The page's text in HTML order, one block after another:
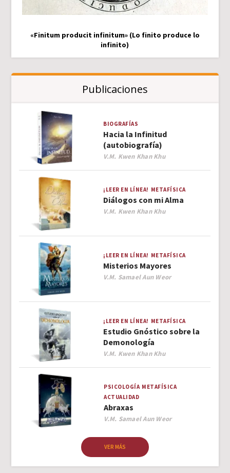
«Finitum producit infinitum» (Lo finito produce lo
infinito)
Publicaciones
BIOGRAFÍAS
Hacia la Infinitud
(autobiografía)
Author
V.M. Kwen Khan Khu
¡LEER EN LÍNEA! METAFÍSICA
Diálogos con mi Alma
Author
V.M. Kwen Khan Khu
¡LEER EN LÍNEA! METAFÍSICA
Misterios Mayores
Author
V.M. Samael Aun Weor
¡LEER EN LÍNEA! METAFÍSICA
Estudio Gnóstico sobre la
Demonología
Author
V.M. Kwen Khan Khu
PSICOLOGÍA METAFÍSICA
ACTUALIDAD
Abraxas
Author
V.M. Samael Aun Weor
VER MÁS